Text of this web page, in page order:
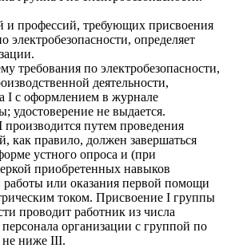
и профессий, требующих присвоения
электробезопасности, определяет
требования по электробезопасности,
деятельности,
I с оформлением в журнале
удостоверение не выдается.
путем проведения
как правило, должен завершаться
устного опроса и (при
приобретенных навыков
работы или оказания первой помощи
током. Присвоение I группы
проводит работник из числа
персонала организации с группой по
не ниже III.